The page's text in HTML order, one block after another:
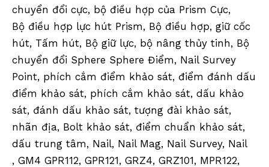
chuyển đổi cực, bộ điều hợp của Prism Cực,
Bộ điều hợp lực hút Prism, Bộ điều hợp, giữ cốc
hút, Tấm hút, Bộ giữ lực, bộ nâng thủy tinh, Bộ
chuyển đổi Sphere Sphere Điểm, Nail Survey
Point, phích cắm điểm khảo sát, điểm đánh dấu
điểm khảo sát, phích cắm khảo sát, dấu khảo
sát, đánh dấu khảo sát, tượng đài khảo sát,
nhãn địa, Bolt khảo sát, điểm chuẩn khảo sát,
dấu trung tâm, Nail, Nail Mag, Nail Survey, Nail
, GM4 GPR112, GPR121, GRZ4, GRZ101, MPR122,